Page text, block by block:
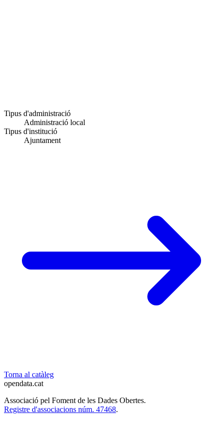
Tipus d'administració
Administració local
Tipus d'institució
Ajuntament
Torna al catàleg
opendata.cat
Associació pel Foment de les Dades Obertes.
Registre d'associacions núm. 47468.